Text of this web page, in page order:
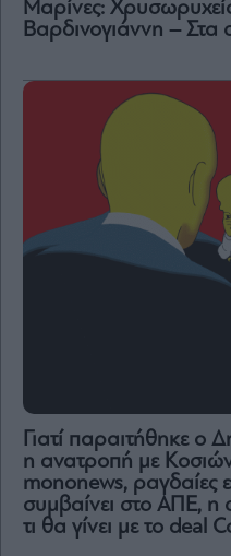
Μαρίνες:
Βαρδινογιάννη – Στα
Γιατί παραιτήθηκε ο
η ανατροπή με
mononews, ραγδαίες
συμβαίνει στο ΑΠΕ, η
τι θα γίνει με το deal